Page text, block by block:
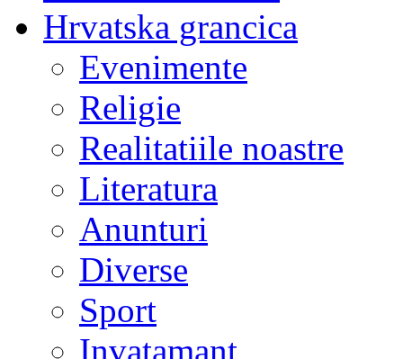
Hrvatska grancica
Evenimente
Religie
Realitatiile noastre
Literatura
Anunturi
Diverse
Sport
Invatamant